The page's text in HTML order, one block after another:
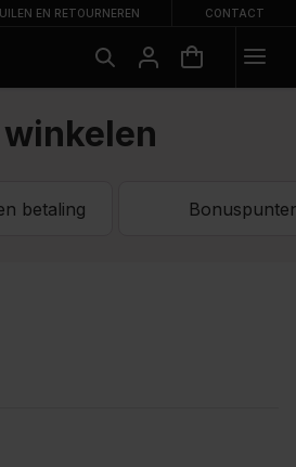
EN RETOURNEREN CONTACT
betaling